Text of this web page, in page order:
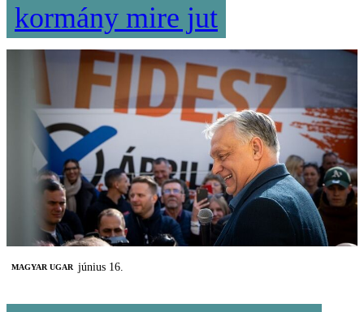
kormány mire jut
MAGYAR UGAR június 16.